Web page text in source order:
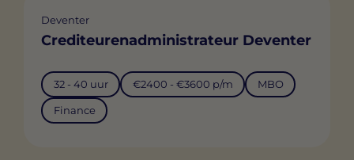
Deventer
Crediteurenadministrateur Deventer
32 - 40 uur €2400 - €3600 p/m MBO
Finance